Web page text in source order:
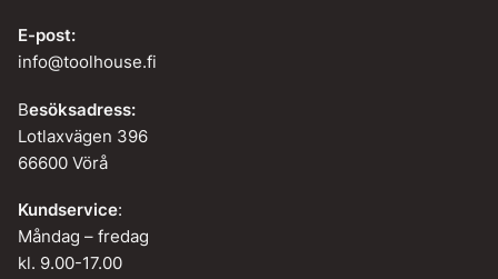
E-post:
info@toolhouse.fi
Besöksadress:
Lotlaxvägen 396
66600 Vörå
Kundservice:
Måndag – fredag
kl. 9.00-17.00